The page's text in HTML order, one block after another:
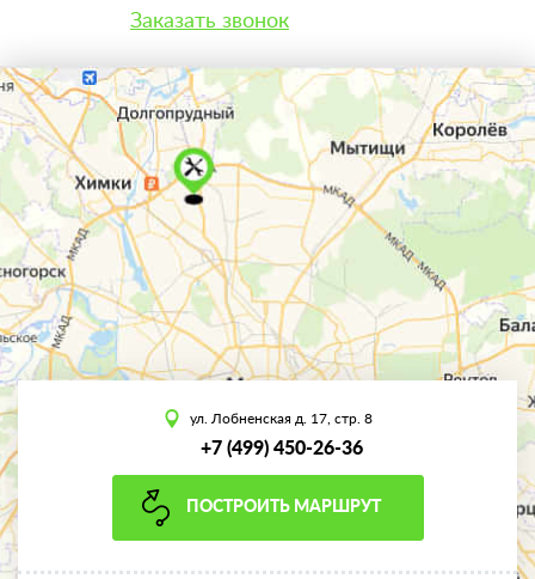
Заказать звонок
ул. Лобненская д. 17, стр. 8
+7 (499) 450-26-36
ПОСТРОИТЬ МАРШРУТ